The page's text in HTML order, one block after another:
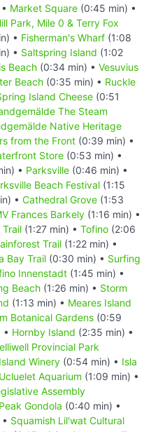
Market Square (0:45 min) •
Park, Mile 0 & Terry Fox
• Fisherman's Wharf (1:08
• Saltspring Island (1:02
Beach (0:34 min) • Vesuvius
Beach (0:35 min) • Ruckle
Island Cheese (0:51
The Steam
Native Heritage
from the Front (0:39 min) •
Store (0:53 min) •
• Parksville (0:46 min) •
Beach Festival (1:15
• Cathedral Grove (1:53
Frances Barkely (1:16 min) •
(1:27 min) • Tofino (2:06
Trail (1:22 min) •
Bay Trail (0:30 min) • Surfing
Innenstadt (1:45 min) •
Beach (1:26 min) • Storm
(1:13 min) • Meares Island
Botanical Gardens (0:59
• Hornby Island (2:35 min) •
Provincial Park
Winery (0:54 min) • Isla
Ucluelet Aquarium (1:09 min) •
Assembly
Gondola (0:40 min) •
Squamish Lil'wat Cultural